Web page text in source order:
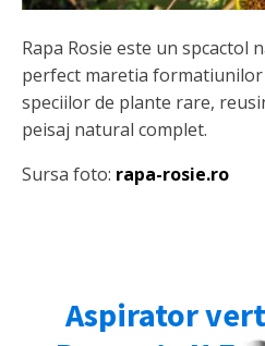
Rapa Rosie este un spcactol
perfect maretia
speciilor de plante rare,
peisaj natural complet.
Sursa foto: rapa-rosie.ro